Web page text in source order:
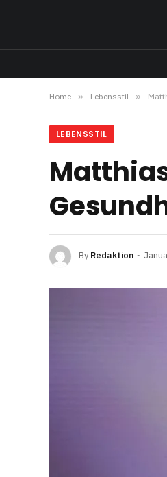
Home » Lebensstil »
LEBENSSTIL
By Redaktion